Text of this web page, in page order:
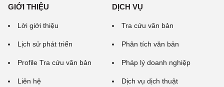
GIỚI THIỆU
Lời giới thiệu
Lịch sử phát triển
Profile Tra cứu văn bản
Liên hệ
DỊCH VỤ
Tra cứu văn bản
Phân tích văn bản
Pháp lý doanh nghiệp
Dịch vụ dịch thuật